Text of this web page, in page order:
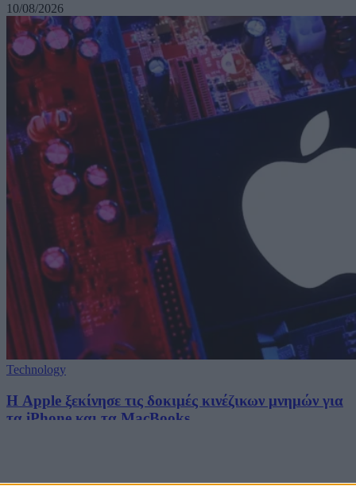
10/08/2026
Technology
Η Apple ξεκίνησε τις δοκιμές κινέζικων μνημών για
τα iPhone και τα MacBooks